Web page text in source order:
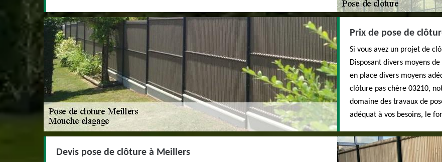
Prix de pose de
Si vous avez un projet de
Disposant divers moyens
en place divers moyens
clôture pas chère 03210,
domaine des travaux de
adéquat à vos besoins, le
Devis pose de clôture à Meillers